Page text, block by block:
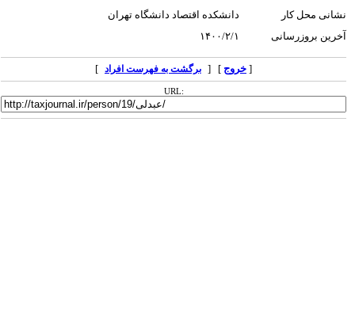
نشانی محل کار
دانشکده اقتصاد دانشگاه تهران
آخرین بروزرسانی
۱۴۰۰/۲/۱
خروج] [ برگشت به فهرست افراد ]
URL: